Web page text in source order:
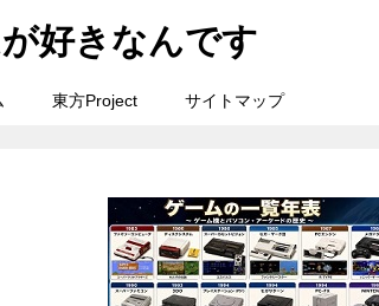
好きなんです
東方Project サイトマップ